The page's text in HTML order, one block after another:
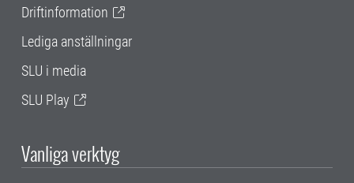
Driftinformation
Lediga anställningar
SLU i media
SLU Play
Vanliga verktyg